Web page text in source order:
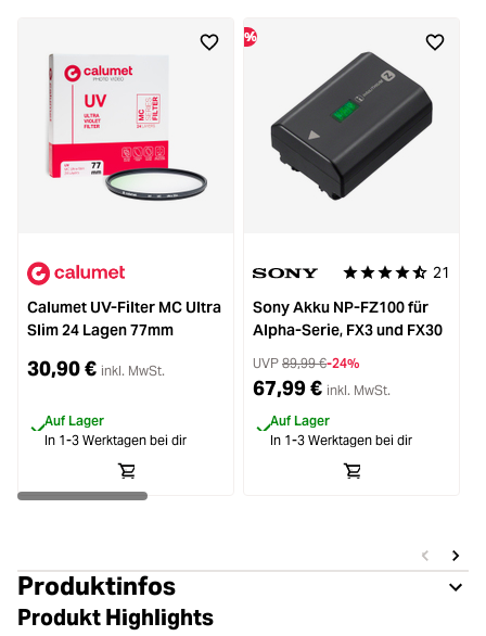
Calumet UV-Filter MC Ultra
Slim 24 Lagen 77mm
30,90 € inkl. MwSt.
Auf Lager
In 1-3 Werktagen bei dir
%
Durchschnittliche
21
Sony Akku NP-FZ100 für
Alpha-Serie, FX3 und FX30
UVP 89,99 €-24%
67,99 € inkl. MwSt.
Auf Lager
In 1-3 Werktagen bei dir
Produktinfos
Produkt Highlights